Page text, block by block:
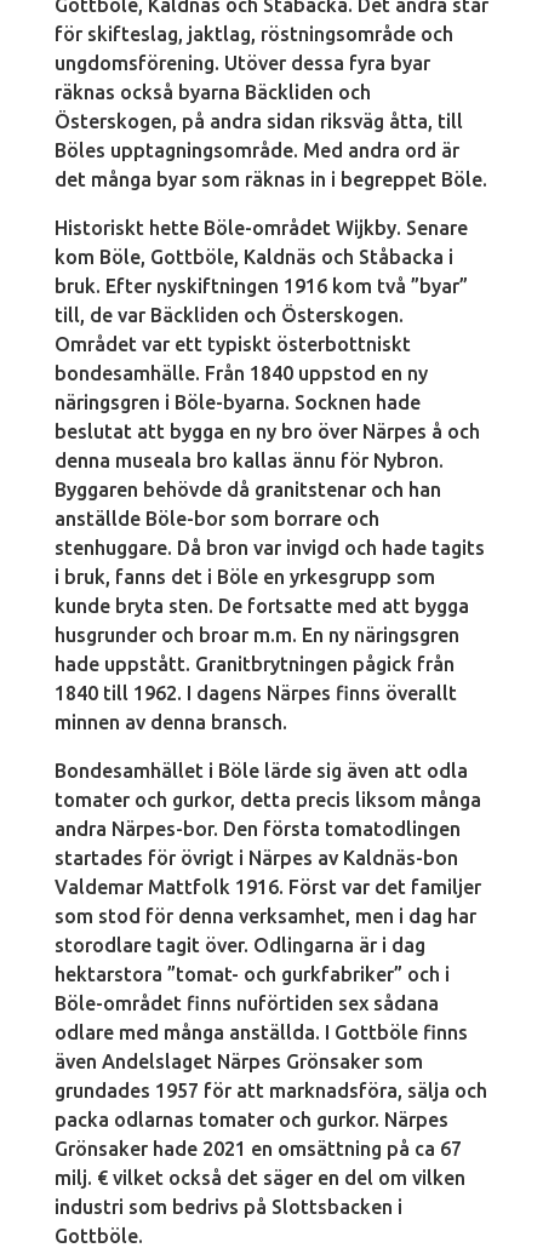
för skifteslag, jaktlag, röstningsområde och
ungdomsförening. Utöver dessa fyra byar
räknas också byarna Bäckliden och
Österskogen, på andra sidan riksväg åtta, till
Böles upptagningsområde. Med andra ord är
det många byar som räknas in i begreppet Böle.
Historiskt hette Böle-området Wijkby. Senare
kom Böle, Gottböle, Kaldnäs och Ståbacka i
bruk. Efter nyskiftningen 1916 kom två ”byar”
till, de var Bäckliden och Österskogen.
Området var ett typiskt österbottniskt
bondesamhälle. Från 1840 uppstod en ny
näringsgren i Böle-byarna. Socknen hade
beslutat att bygga en ny bro över Närpes å och
denna museala bro kallas ännu för Nybron.
Byggaren behövde då granitstenar och han
anställde Böle-bor som borrare och
stenhuggare. Då bron var invigd och hade tagits
i bruk, fanns det i Böle en yrkesgrupp som
kunde bryta sten. De fortsatte med att bygga
husgrunder och broar m.m. En ny näringsgren
hade uppstått. Granitbrytningen pågick från
1840 till 1962. I dagens Närpes finns överallt
minnen av denna bransch.
Bondesamhället i Böle lärde sig även att odla
tomater och gurkor, detta precis liksom många
andra Närpes-bor. Den första tomatodlingen
startades för övrigt i Närpes av Kaldnäs-bon
Valdemar Mattfolk 1916. Först var det familjer
som stod för denna verksamhet, men i dag har
storodlare tagit över. Odlingarna är i dag
hektarstora ”tomat- och gurkfabriker” och i
Böle-området finns nuförtiden sex sådana
odlare med många anställda. I Gottböle finns
även Andelslaget Närpes Grönsaker som
grundades 1957 för att marknadsföra, sälja och
packa odlarnas tomater och gurkor. Närpes
Grönsaker hade 2021 en omsättning på ca 67
milj. € vilket också det säger en del om vilken
industri som bedrivs på Slottsbacken i
Gottböle.